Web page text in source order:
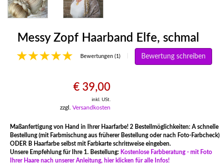
Messy Zopf Haarband Elfe, schmal
Bewertungen (1) Bewertung schreiben
€ 39,00
inkl. USt.
zzgl. Versandkosten
Maßanfertigung von Hand in Ihrer Haarfarbe! 2 Bestellmöglichkeiten: A schnelle
Bestellung (mit Farbmischung aus früherer Bestellung oder nach Foto-Farbcheck)
ODER B Haarfarbe selbst mit Farbkarte schrittweise eingeben.
Unsere Empfehlung für Ihre 1. Bestellung: Kostenlose Farbberatung - mit Foto
Ihrer Haare nach unserer Anleitung, hier klicken für alle Infos!